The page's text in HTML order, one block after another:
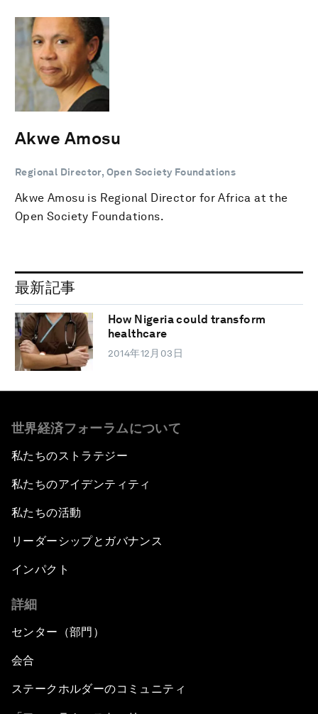
Akwe Amosu
Regional Director, Open Society Foundations
Akwe Amosu is Regional Director for Africa at the
Open Society Foundations.
最新記事
How Nigeria could transform
healthcare
2014年12月03日
世界経済フォーラムについて
私たちのストラテジー
私たちのアイデンティティ
私たちの活動
リーダーシップとガバナンス
インパクト
詳細
センター（部門）
会合
ステークホルダーのコミュニティ